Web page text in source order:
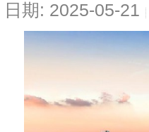
日期: 2025-05-21